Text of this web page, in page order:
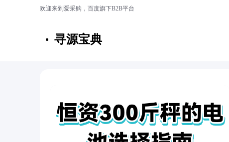
欢迎来到爱采购，百度旗下B2B平台
寻源宝典